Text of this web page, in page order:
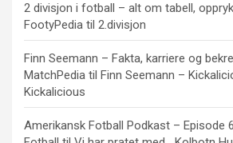
2 divisjon i fotball – alt om tabell,
FootyPedia til 2.divisjon
Finn Seemann – Fakta, karriere og
MatchPedia til Finn Seemann –
Kickalicious
Amerikansk Fotball Podkast – Episode